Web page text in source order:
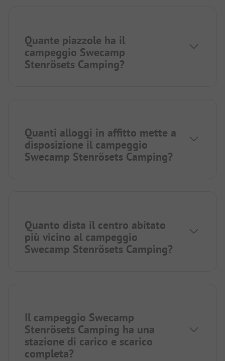
Quante piazzole ha il
campeggio Swecamp
Stenrösets Camping?
Quanti alloggi in affitto mette a
disposizione il campeggio
Swecamp Stenrösets Camping?
Quanto dista il centro abitato
più vicino al campeggio
Swecamp Stenrösets Camping?
Il campeggio Swecamp
Stenrösets Camping ha una
stazione di carico e scarico
completa?